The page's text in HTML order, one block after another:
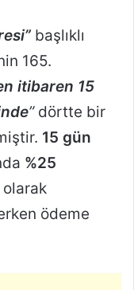
başlıklı
165.
itibaren 15
” dörtte bir
15 gün
%25
ödeme